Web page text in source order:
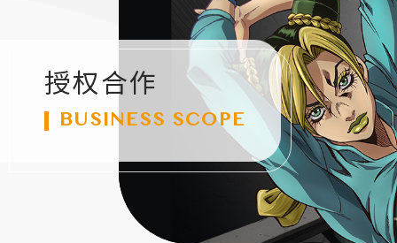
授权合作
BUSINESS SCOPE